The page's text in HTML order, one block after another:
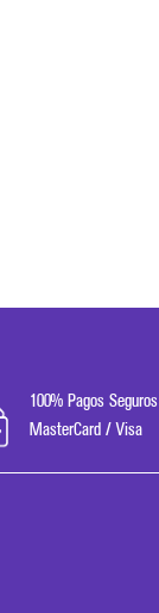
100% Pagos Seguros
MasterCard / Visa